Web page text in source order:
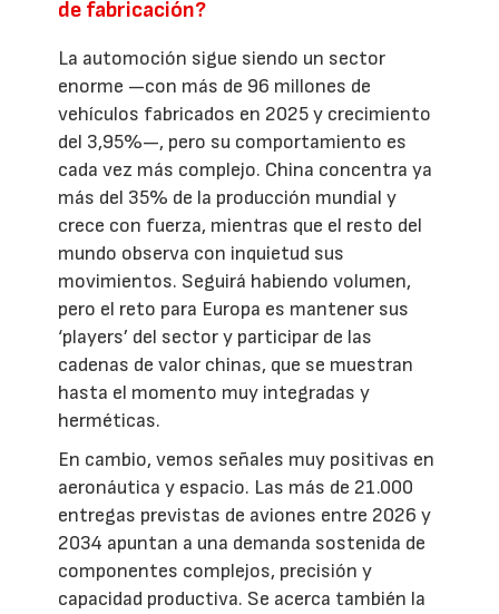
de fabricación?
La automoción sigue siendo un sector
enorme —con más de 96 millones de
vehículos fabricados en 2025 y crecimiento
del 3,95%—, pero su comportamiento es
cada vez más complejo. China concentra ya
más del 35% de la producción mundial y
crece con fuerza, mientras que el resto del
mundo observa con inquietud sus
movimientos. Seguirá habiendo volumen,
pero el reto para Europa es mantener sus
‘players’ del sector y participar de las
cadenas de valor chinas, que se muestran
hasta el momento muy integradas y
herméticas.
En cambio, vemos señales muy positivas en
aeronáutica y espacio. Las más de 21.000
entregas previstas de aviones entre 2026 y
2034 apuntan a una demanda sostenida de
componentes complejos, precisión y
capacidad productiva. Se acerca también la